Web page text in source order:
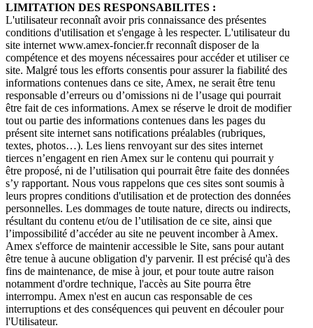
LIMITATION DES RESPONSABILITES :
L'utilisateur reconnaît avoir pris connaissance des présentes
conditions d'utilisation et s'engage à les respecter. L'utilisateur du
site internet www.amex-foncier.fr reconnaît disposer de la
compétence et des moyens nécessaires pour accéder et utiliser ce
site. Malgré tous les efforts consentis pour assurer la fiabilité des
informations contenues dans ce site, Amex, ne serait être tenu
responsable d’erreurs ou d’omissions ni de l’usage qui pourrait
être fait de ces informations. Amex se réserve le droit de modifier
tout ou partie des informations contenues dans les pages du
présent site internet sans notifications préalables (rubriques,
textes, photos…). Les liens renvoyant sur des sites internet
tierces n’engagent en rien Amex sur le contenu qui pourrait y
être proposé, ni de l’utilisation qui pourrait être faite des données
s’y rapportant. Nous vous rappelons que ces sites sont soumis à
leurs propres conditions d'utilisation et de protection des données
personnelles. Les dommages de toute nature, directs ou indirects,
résultant du contenu et/ou de l’utilisation de ce site, ainsi que
l’impossibilité d’accéder au site ne peuvent incomber à Amex.
Amex s'efforce de maintenir accessible le Site, sans pour autant
être tenue à aucune obligation d'y parvenir. Il est précisé qu'à des
fins de maintenance, de mise à jour, et pour toute autre raison
notamment d'ordre technique, l'accès au Site pourra être
interrompu. Amex n'est en aucun cas responsable de ces
interruptions et des conséquences qui peuvent en découler pour
l'Utilisateur.